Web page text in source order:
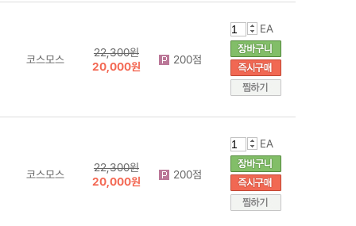
코스모스
22,300원
20,000원
200점
EA
코스모스
22,300원
20,000원
200점
EA